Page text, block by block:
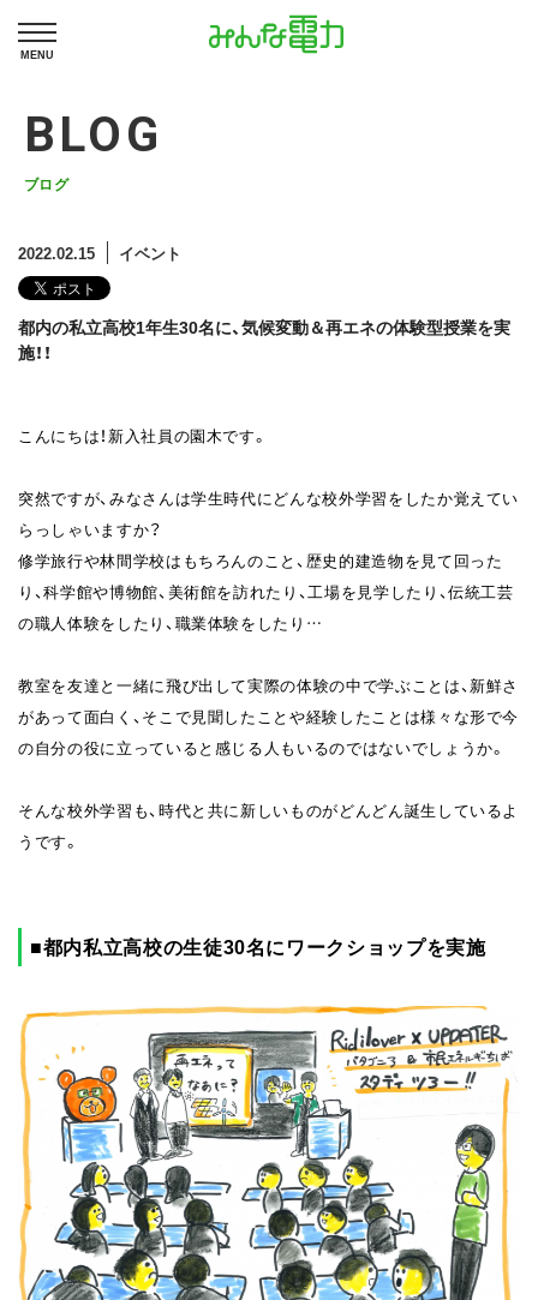
MENU
BLOG
ブログ
2022.02.15 イベント
都内の私立高校1年生30名に、気候変動＆再エネの体験型授業を実
施！！
こんにちは！新入社員の園木です。
突然ですが、みなさんは学生時代にどんな校外学習をしたか覚えてい
らっしゃいますか？
修学旅行や林間学校はもちろんのこと、歴史的建造物を見て回った
り、科学館や博物館、美術館を訪れたり、工場を見学したり、伝統工芸
の職人体験をしたり、職業体験をしたり…
教室を友達と一緒に飛び出して実際の体験の中で学ぶことは、新鮮さ
があって面白く、そこで見聞したことや経験したことは様々な形で今
の自分の役に立っていると感じる人もいるのではないでしょうか。
そんな校外学習も、時代と共に新しいものがどんどん誕生しているよ
うです。
■都内私立高校の生徒30名にワークショップを実施